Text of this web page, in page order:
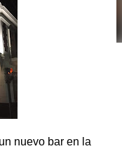
nuevo bar en la